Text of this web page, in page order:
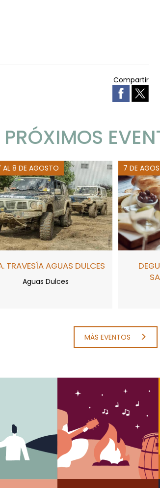
Compartir
AL 8 DE AGOSTO
TRAVESÍA AGUAS DULCES
Aguas Dulces
7 DE
MÁS EVENTOS